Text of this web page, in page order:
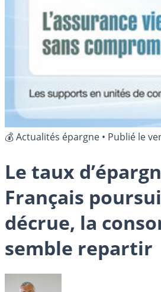
💰 Actualités épargne • Publié le
Le taux
Français
décrue, la
semble repartir